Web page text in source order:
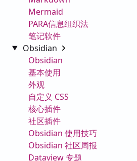
Mermaid
PARA信息组织法
笔记软件
Obsidian
Obsidian
基本使用
外观
自定义 CSS
核心插件
社区插件
Obsidian 使用技巧
Obsidian 社区周报
Dataview 专题